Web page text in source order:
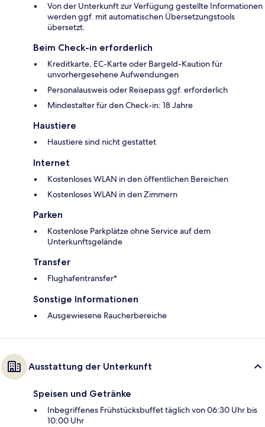
Von der Unterkunft zur Verfügung gestellte Informationen
werden ggf. mit automatischen Übersetzungstools
übersetzt.
Beim Check-in erforderlich
Kreditkarte, EC-Karte oder Bargeld-Kaution für
unvorhergesehene Aufwendungen
Personalausweis oder Reisepass ggf. erforderlich
Mindestalter für den Check-in: 18 Jahre
Haustiere
Haustiere sind nicht gestattet
Internet
Kostenloses WLAN in den öffentlichen Bereichen
Kostenloses WLAN in den Zimmern
Parken
Kostenlose Parkplätze ohne Service auf dem
Unterkunftsgelände
Transfer
Flughafentransfer*
Sonstige Informationen
Ausgewiesene Raucherbereiche
Ausstattung der Unterkunft
Speisen und Getränke
Inbegriffenes Frühstücksbuffet täglich von 06:30 Uhr bis
10:00 Uhr